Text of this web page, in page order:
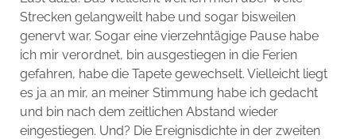
Strecken gelangweilt habe und sogar bisweilen
genervt war. Sogar eine vierzehntägige Pause habe
ich mir verordnet, bin ausgestiegen in die Ferien
gefahren, habe die Tapete gewechselt. Vielleicht liegt
es ja an mir, an meiner Stimmung habe ich gedacht
und bin nach dem zeitlichen Abstand wieder
eingestiegen. Und? Die Ereignisdichte in der zweiten